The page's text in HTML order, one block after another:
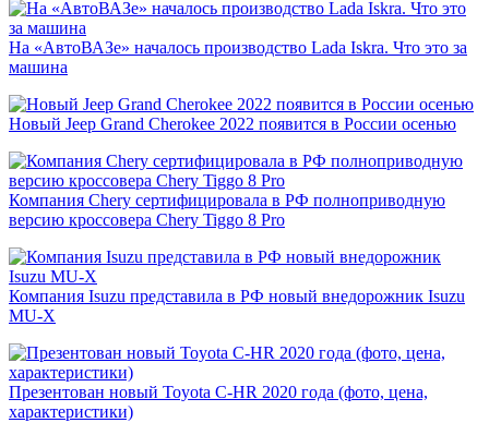
На «АвтоВАЗе» началось производство Lada Iskra. Что это за
машина
Новый Jeep Grand Cherokee 2022 появится в России осенью
Компания Chery сертифицировала в РФ полноприводную
версию кроссовера Chery Tiggo 8 Pro
Компания Isuzu представила в РФ новый внедорожник Isuzu
MU-X
Презентован новый Toyota C-HR 2020 года (фото, цена,
характеристики)